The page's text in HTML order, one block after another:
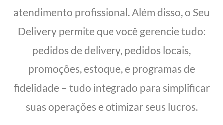
atendimento profissional. Além disso, o Seu
Delivery permite que você gerencie tudo:
pedidos de delivery, pedidos locais,
promoções, estoque, e programas de
fidelidade – tudo integrado para simplificar
suas operações e otimizar seus lucros.